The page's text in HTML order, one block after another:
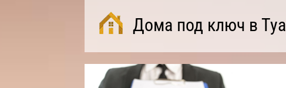
Дома под ключ в